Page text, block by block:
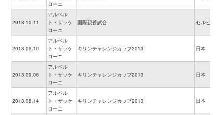
ローニ
2013.10.11
アルベル
ト・ザッケ
ローニ
国際親善試合 セルビア
2013.09.10
アルベル
ト・ザッケ
ローニ
キリンチャレンジカップ2013 日本
2013.09.06
アルベル
ト・ザッケ
ローニ
キリンチャレンジカップ2013 日本
2013.08.14
アルベル
ト・ザッケ
ローニ
キリンチャレンジカップ2013 日本